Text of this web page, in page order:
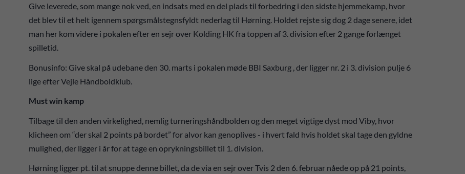
Give leverede, som mange nok ved, en indsats med en del plads til forbedring i den sidste hjemmekamp, hvor
det blev til et helt igennem spørgsmålstegnsfyldt nederlag til Hørning. Holdet rejste sig dog 2 dage senere, idet
man her kom videre i pokalen efter en sejr over Kolding HK fra toppen af 3. division efter 2 gange forlænget
spilletid.
Bonusinfo: Give skal på udebane den 30. marts i pokalen møde BBI Saxburg , der ligger nr. 2 i 3. division pulje 6
lige efter Vejle Håndboldklub.
Must win kamp
Tilbage til den anden virkelighed, nemlig turneringshåndbolden og den meget vigtige dyst mod Viby, hvor
klicheen om “der skal 2 points på bordet” for alvor kan genoplives - i hvert fald hvis holdet skal tage den gyldne
mulighed, der ligger i år for at tage en oprykningsbillet til 1. division.
Hørning ligger pt. til at snuppe denne billet, da de via en sejr over Tvis 2 den 6. februar nåede op på 21 points,